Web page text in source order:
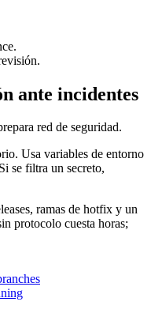
ante incidentes
red de seguridad.
Usa variables de entorno
se filtra un secreto,
ramas de hotfix y un
protocolo cuesta horas;